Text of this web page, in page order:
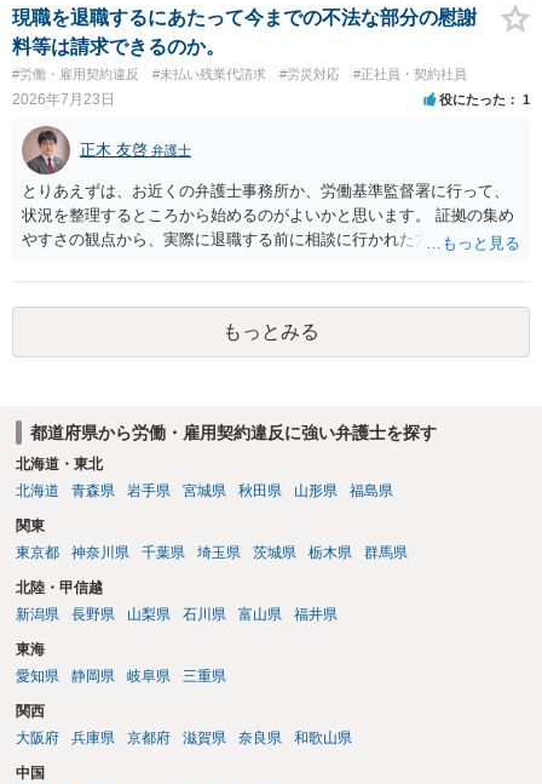
については、会社側に「部下の不正行為による情報漏洩」と正式に認
定させ、誤認した他部署への適切なフォローや周知を求めるのが有効
です。 あるいは、懲戒があったことを社内で周知される手続があるの
ならば、それにより軽微ながら回復はできるかもしれません。 さらに
個人としても、相手に対してプライバシー侵害等に基づく損害賠償
（慰謝料）を請求する選択肢がありえます（ただし、金額は多額にな
らない可能性があります。）。
現職を退職するにあたって今までの不法な部分の慰謝
料等は請求できるのか。
#労働・雇用契約違反 #未払い残業代請求 #労災対応 #正社員・契約社員
2026年7月23日 役にたった 1
正木 友啓 弁護士
とりあえずは、お近くの弁護士事務所か、労働基準監督署に行って、
状況を整理するところから始めるのがよいかと思います。 証拠の集め
やすさの観点から、実際に退職する前に相談に行かれた方がよいかと
もっとみる
都道府県から労働・雇用契約違反に強い弁護士を探す
北海道・東北
北海道
青森県 岩手県 宮城県 秋田県 山形県 福島県
関東
東京都
神奈川県 千葉県 埼玉県 茨城県 栃木県 群馬県
北陸・甲信越
新潟県
長野県 山梨県 石川県 富山県 福井県
東海
愛知県
静岡県 岐阜県 三重県
関西
大阪府
兵庫県 京都府 滋賀県 奈良県 和歌山県
中国